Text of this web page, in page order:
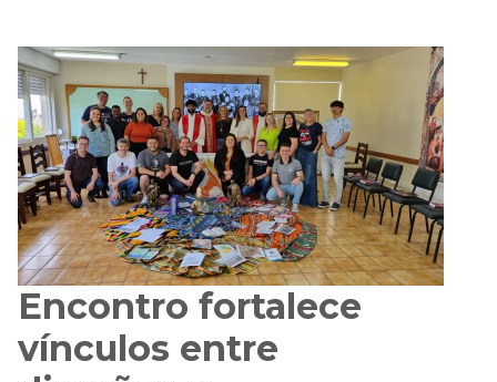
Encontro fortalece
vínculos entre